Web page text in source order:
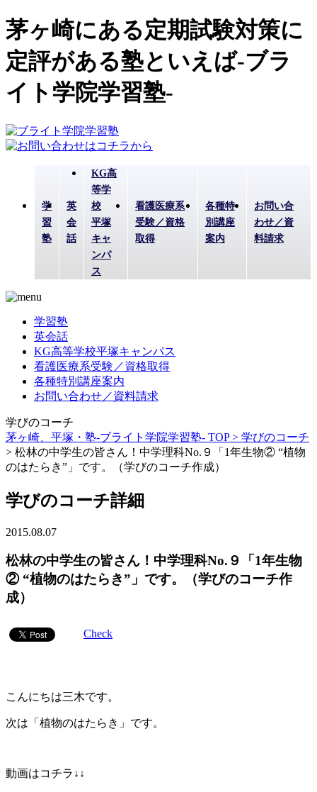
茅ヶ崎にある定期試験対策に
定評がある塾といえば-ブラ
イト学院学習塾-
学
習
塾
英
会
話
KG高
等学
校
平塚
キャ
ンパ
ス
看護医療系
受験／資格
取得
各種特
別講座
案内
お問い合
わせ／資
料請求
学習塾
英会話
KG高等学校平塚キャンパス
看護医療系受験／資格取得
各種特別講座案内
お問い合わせ／資料請求
学びのコーチ
茅ヶ崎、平塚・塾-ブライト学院学習塾- TOP > 学びのコーチ
> 松林の中学生の皆さん！中学理科No.９「1年生物② “植物
のはたらき”」です。（学びのコーチ作成）
学びのコーチ詳細
2015.08.07
松林の中学生の皆さん！中学理科No.９「1年生物
② “植物のはたらき”」です。（学びのコーチ作
成）
Check
こんにちは三木です。
次は「植物のはたらき」です。
動画はコチラ↓↓